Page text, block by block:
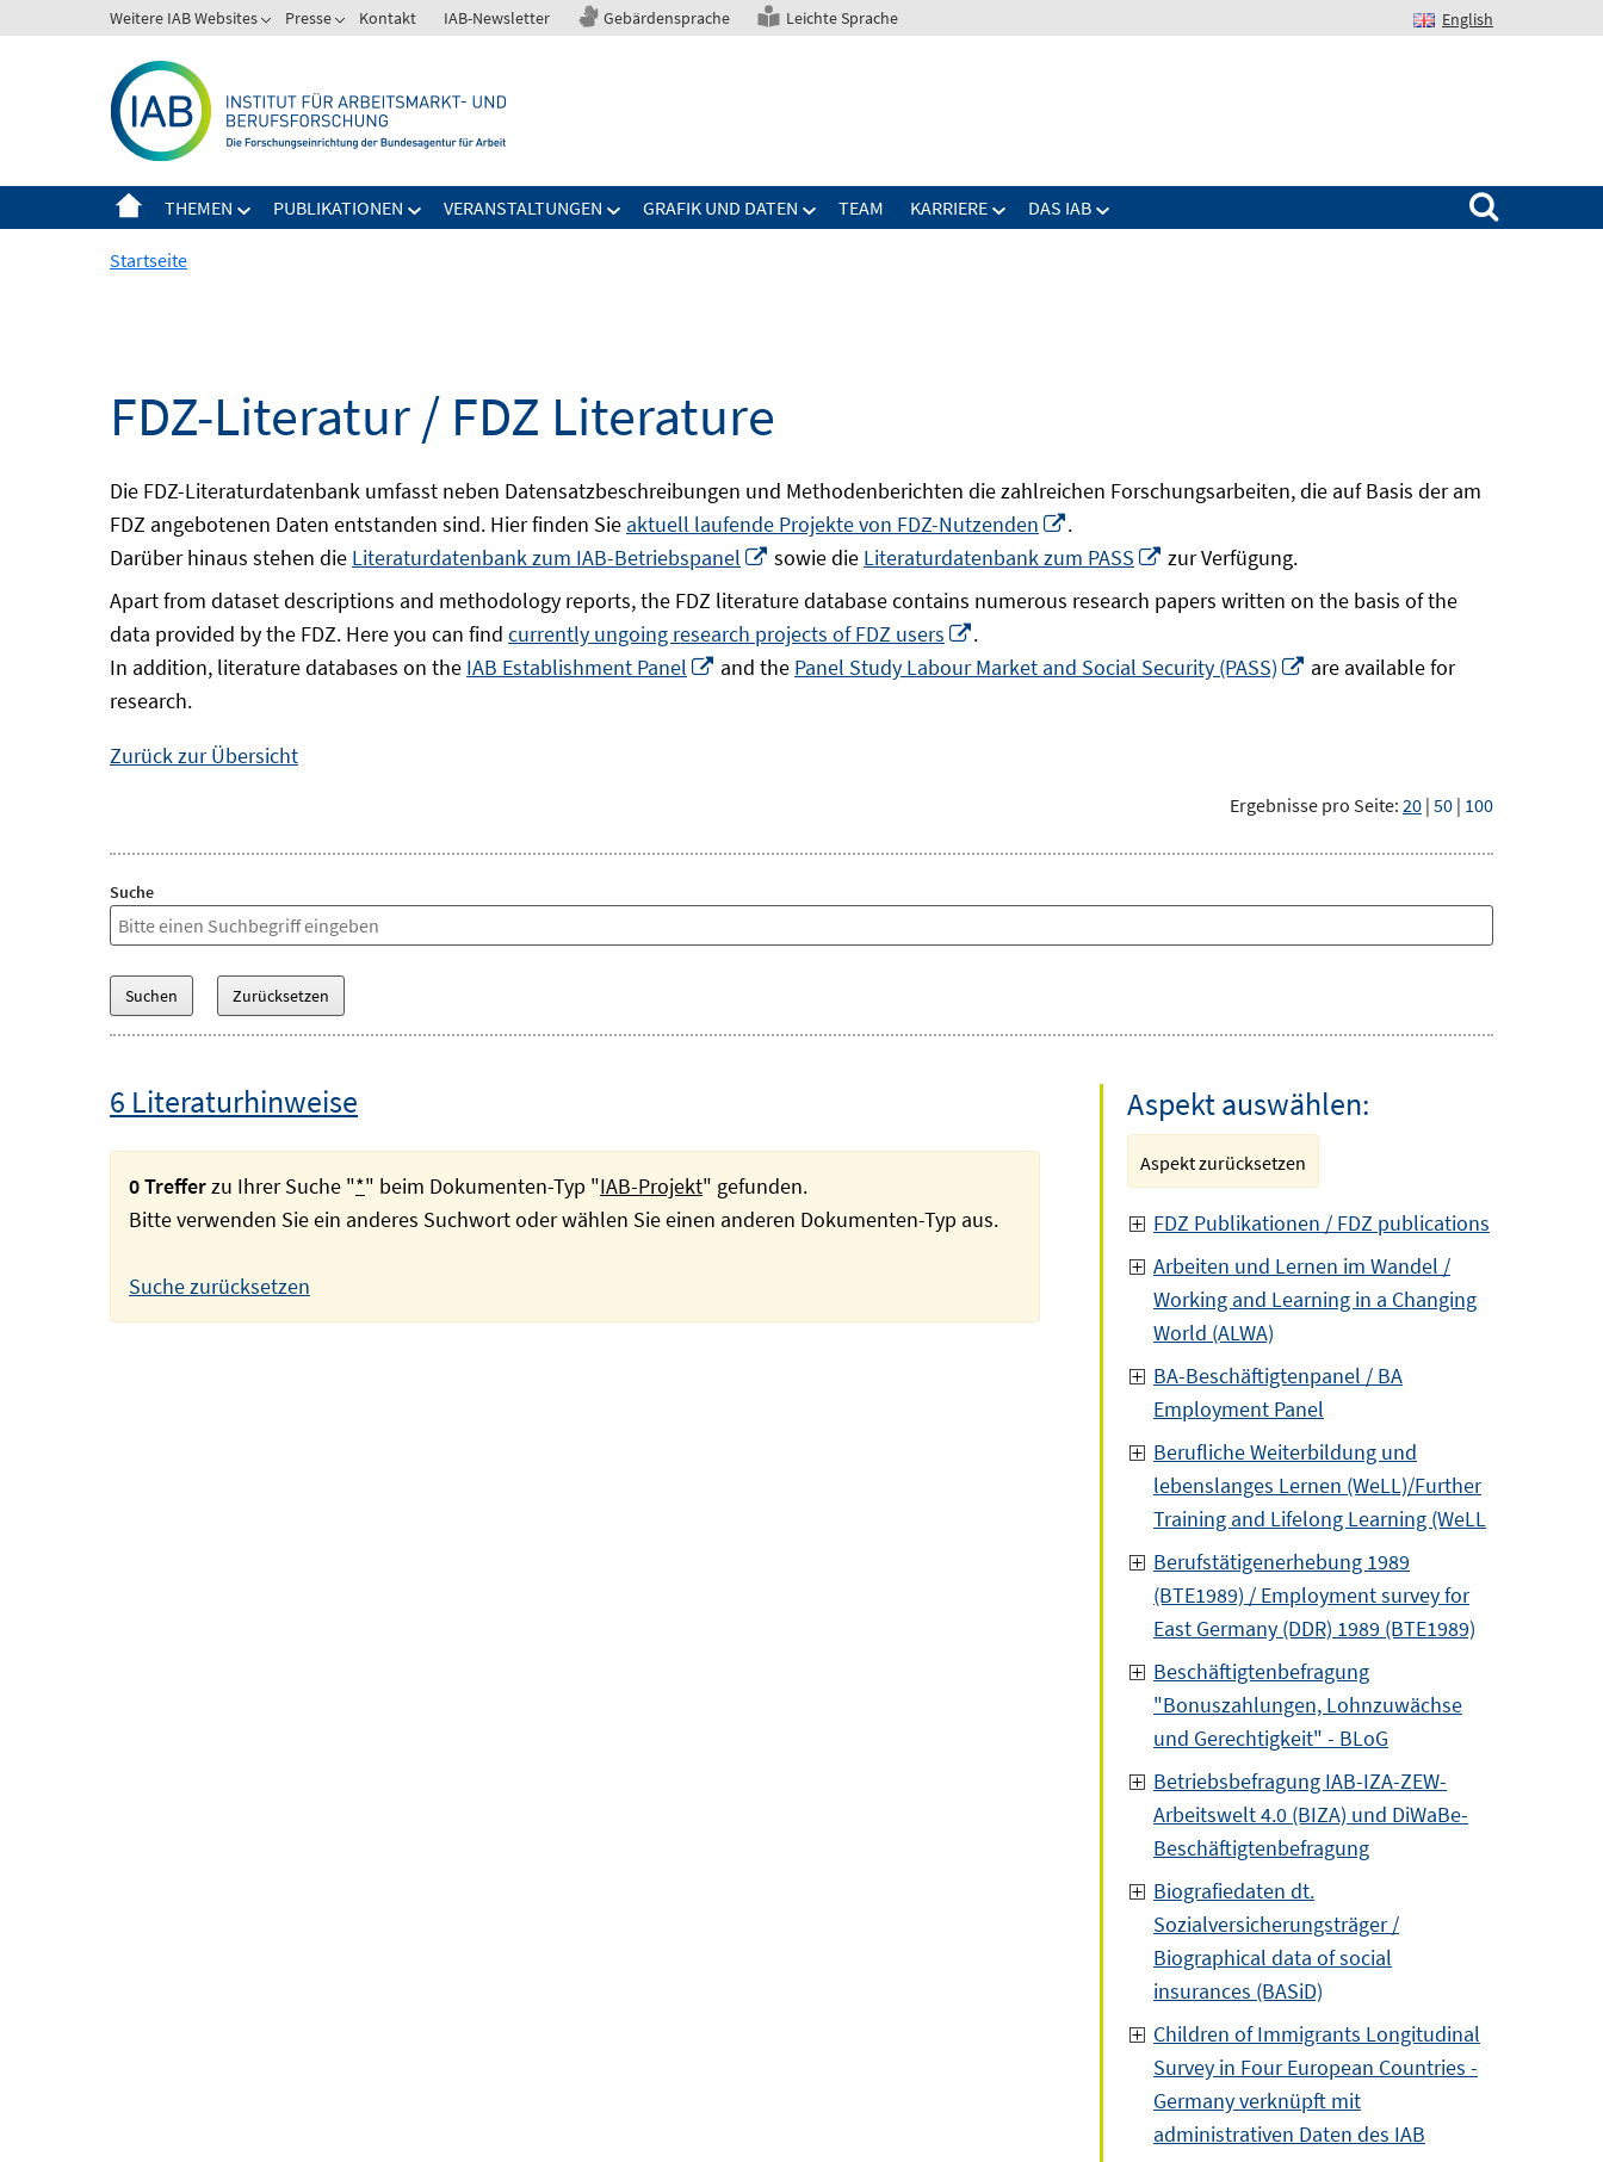
zum
Weitere IAB Websites Presse Kontakt IAB-Newsletter Gebärdensprache Leichte Sprache English
THEMEN PUBLIKATIONEN VERANSTALTUNGEN GRAFIK UND DATEN TEAM KARRIERE DAS IAB
Suchen nach:
Startseite
FDZ-Literatur / FDZ Literature
Die FDZ-Literaturdatenbank umfasst neben Datensatzbeschreibungen und Methodenberichten die zahlreichen Forschungsarbeiten, die auf Basis der am
FDZ angebotenen Daten entstanden sind. Hier finden Sie aktuell laufende Projekte von FDZ-Nutzenden
In
neuem
.
Darüber hinaus stehen die Literaturdatenbank zum IAB-Betriebspanel
In
neuem
Fenster
öffnen
sowie die Literaturdatenbank zum PASS
In
öffnen
zur Verfügung.
Apart from dataset descriptions and methodology reports, the FDZ literature database contains numerous research papers written on the basis of the
data provided by the FDZ. Here you can find currently ungoing research projects of FDZ users
In
neuem
.
In addition, literature databases on the IAB Establishment Panel
In
and the Panel Study Labour Market and Social Security (PASS)
In
are available for
research.
Zurück zur Übersicht
Ergebnisse pro Seite: 20 | 50 | 100
Suche
6 Literaturhinweise
0 Trefferzu Ihrer Suche "*" beim Dokumenten-Typ "IAB-Projekt" gefunden.
Bitte verwenden Sie ein anderes Suchwort oder wählen Sie einen anderen Dokumenten-Typ aus.
Suche zurücksetzen
Aspekt auswählen:
Aspekt zurücksetzen
FDZ Publikationen / FDZ publications
Arbeiten und Lernen im Wandel /
Working and Learning in a Changing
World (ALWA)
BA-Beschäftigtenpanel / BA
Employment Panel
Berufliche Weiterbildung und
lebenslanges Lernen (WeLL)/Further
Training and Lifelong Learning (WeLL
Berufstätigenerhebung 1989
(BTE1989) / Employment survey for
East Germany (DDR) 1989 (BTE1989)
Beschäftigtenbefragung
"Bonuszahlungen, Lohnzuwächse
und Gerechtigkeit" - BLoG
Betriebsbefragung IAB-IZA-ZEW-
Arbeitswelt 4.0 (BIZA) und DiWaBe-
Beschäftigtenbefragung
Biografiedaten dt.
Sozialversicherungsträger /
Biographical data of social
insurances (BASiD)
Children of Immigrants Longitudinal
Survey in Four European Countries -
Germany verknüpft mit
administrativen Daten des IAB